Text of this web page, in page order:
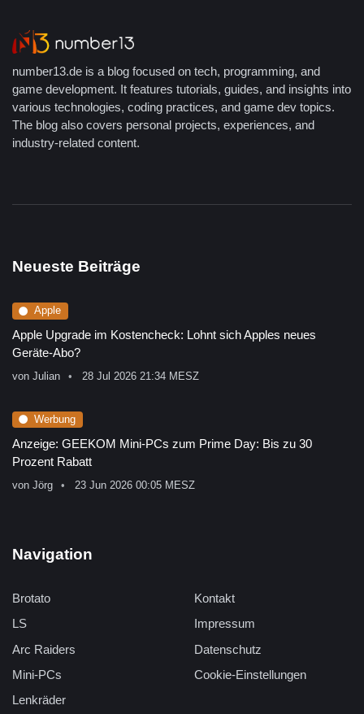
number13.de is a blog focused on tech, programming, and
game development. It features tutorials, guides, and insights into
various technologies, coding practices, and game dev topics.
The blog also covers personal projects, experiences, and
industry-related content.
Neueste Beiträge
Apple
Apple Upgrade im Kostencheck: Lohnt sich Apples neues
Geräte-Abo?
von Julian 28 Jul 2026 21:34 MESZ
Werbung
Anzeige: GEEKOM Mini-PCs zum Prime Day: Bis zu 30
Prozent Rabatt
von Jörg 23 Jun 2026 00:05 MESZ
Navigation
Brotato
LS
Arc Raiders
Mini-PCs
Lenkräder
Kontakt
Impressum
Datenschutz
Cookie-Einstellungen